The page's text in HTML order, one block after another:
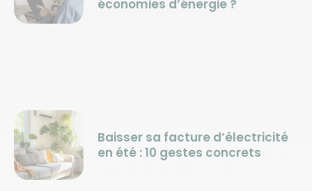
économies d’énergie ?
Baisser sa facture d’électricité
en été : 10 gestes concrets